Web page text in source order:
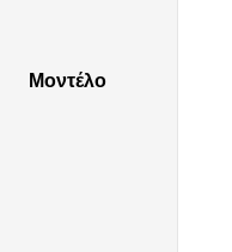
Μοντέλο